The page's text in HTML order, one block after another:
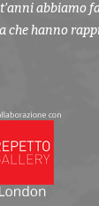
abbiamo
che hanno